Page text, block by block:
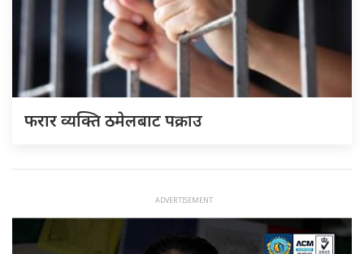
फरार व्यक्ति ठमेलबाट पक्राउ